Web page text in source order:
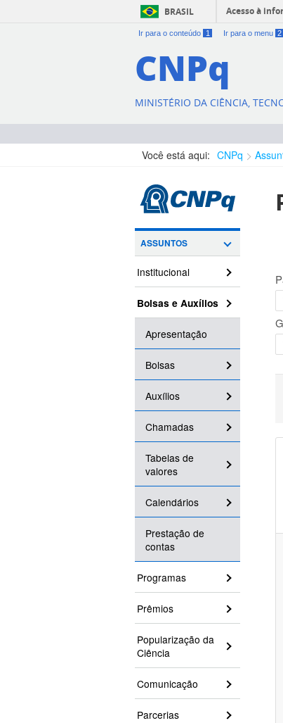
BRASIL Acesso à
Ir para o conteúdo 1 Ir para o menu 2
CNPq
MINISTÉRIO DA CIÊNCIA,
Você está aqui: CNPq
ASSUNTOS
Institucional
Bolsas e Auxílios
Apresentação
Bolsas
Auxílios
Chamadas
Tabelas de
valores
Calendários
Prestação de
contas
Programas
Prêmios
Popularização da
Ciência
Comunicação
Parcerias